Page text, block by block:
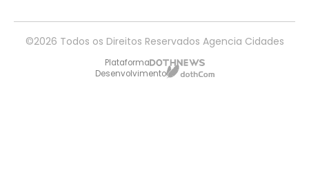
©2026 Todos os Direitos Reservados Agencia Cidades
Plataforma
Desenvolvimento